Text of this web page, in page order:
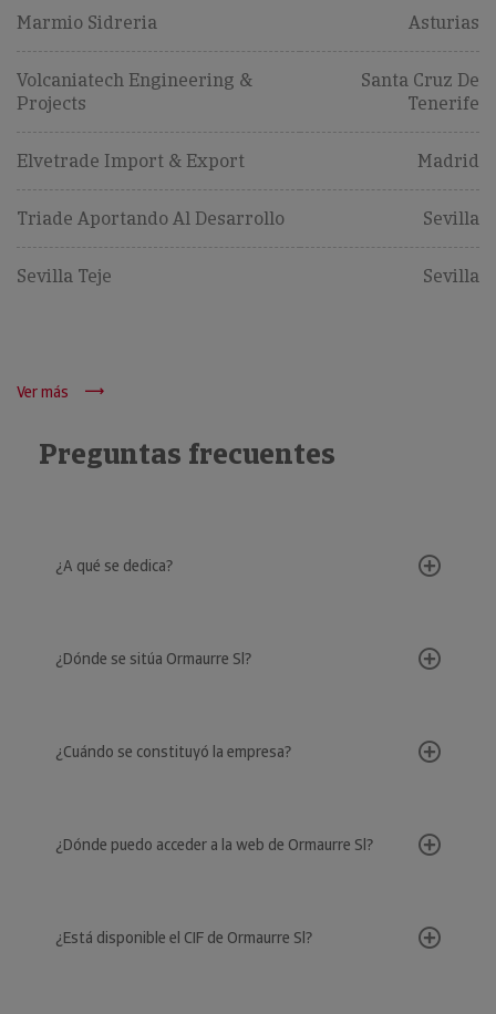
Marmio Sidreria Asturias
Volcaniatech Engineering &
Projects
Santa Cruz De
Tenerife
Elvetrade Import & Export Madrid
Triade Aportando Al Desarrollo Sevilla
Sevilla Teje Sevilla
Ver más
Preguntas frecuentes
¿A qué se dedica?
¿Dónde se sitúa Ormaurre Sl?
¿Cuándo se constituyó la empresa?
¿Dónde puedo acceder a la web de Ormaurre Sl?
¿Está disponible el CIF de Ormaurre Sl?